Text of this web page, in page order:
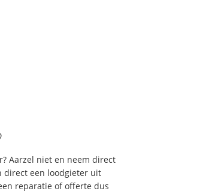
Aarzel niet en neem direct
direct een loodgieter uit
reparatie of offerte dus